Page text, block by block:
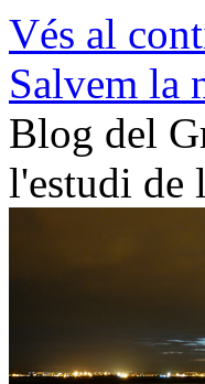
Vés al
Salvem la
Blog del
l'estudi de